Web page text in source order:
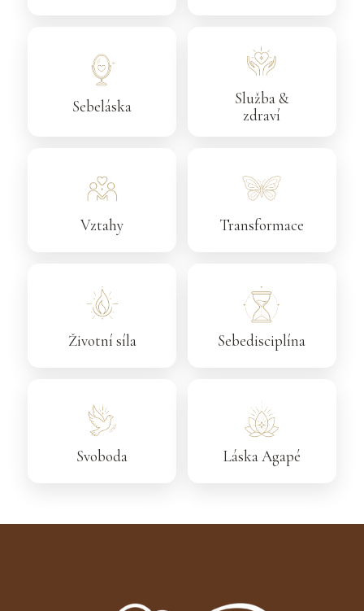
Sebeláska
Služba &
zdraví
Vztahy Transformace
Životní síla Sebedisciplína
Svoboda Láska Agapé